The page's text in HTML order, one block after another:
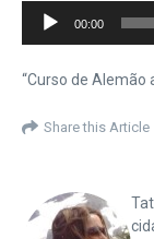
Tocador
00:00
“Curso de Alemão
Share this Article